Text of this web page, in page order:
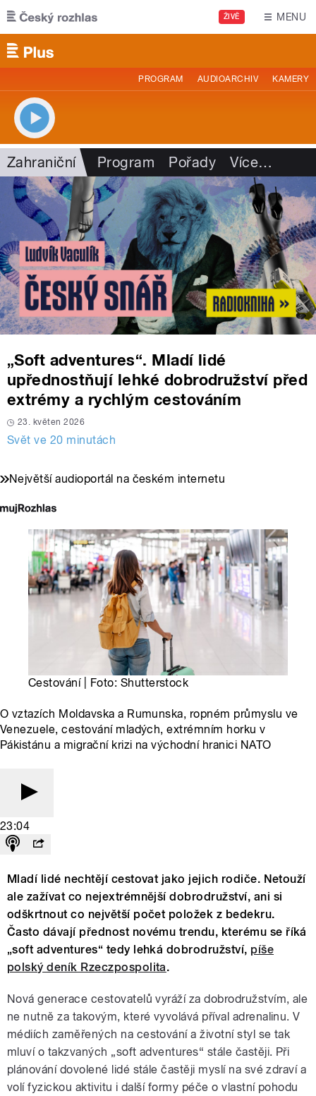
Přejít k hlavnímu obsahu
ŽIVĚ MENU
PROGRAM AUDIOARCHIV KAMERY
Zahraniční Program Pořady Více…
„Soft adventures“. Mladí lidé
upřednostňují lehké dobrodružství před
extrémy a rychlým cestováním
23. květen 2026
Svět ve 20 minutách
Největší audioportál na českém internetu
Cestování | Foto: Shutterstock
O vztazích Moldavska a Rumunska, ropném průmyslu ve
Venezuele, cestování mladých, extrémním horku v
Pákistánu a migrační krizi na východní hranici NATO
23:04
Mladí lidé nechtějí cestovat jako jejich rodiče. Netouží
ale zažívat co nejextrémnější dobrodružství, ani si
odškrtnout co největší počet položek z bedekru.
Často dávají přednost novému trendu, kterému se říká
„soft adventures“ tedy lehká dobrodružství, píše
polský deník Rzeczpospolita.
Nová generace cestovatelů vyráží za dobrodružstvím, ale
ne nutně za takovým, které vyvolává příval adrenalinu. V
médiích zaměřených na cestování a životní styl se tak
mluví o takzvaných „soft adventures“ stále častěji. Při
plánování dovolené lidé stále častěji myslí na své zdraví a
volí fyzickou aktivitu i další formy péče o vlastní pohodu